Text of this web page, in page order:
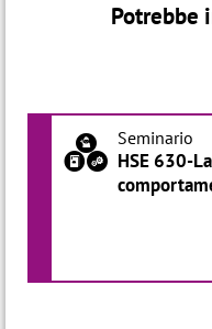
Potrebbe
a Seminario
HSE 630-